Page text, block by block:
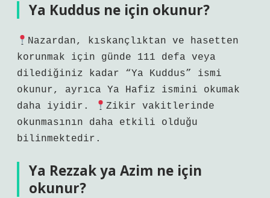
Ya Kuddus ne için okunur?
Nazardan, kıskançlıktan ve hasetten
korunmak için günde 111 defa veya
dilediğiniz kadar “Ya Kuddus” ismi
okunur, ayrıca Ya Hafiz ismini okumak
daha iyidir.
Zikir vakitlerinde
okunmasının daha etkili olduğu
bilinmektedir.
Ya Rezzak ya Azim ne için
okunur?